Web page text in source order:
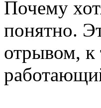
Почему
понятно.
отрывом, к